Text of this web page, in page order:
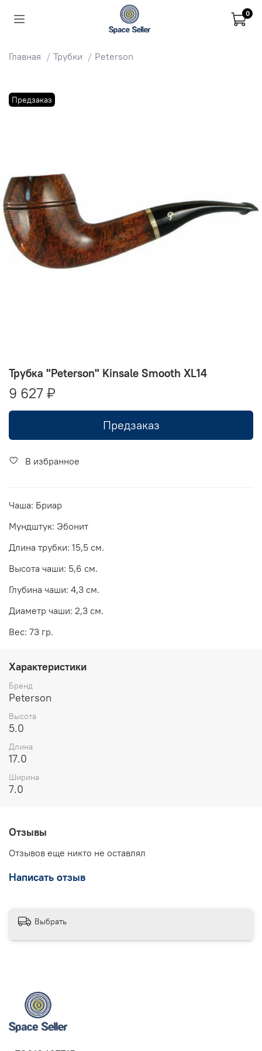
0
Главная Трубки Peterson
Предзаказ
Трубка "Peterson" Kinsale Smooth XL14
9 627 ₽
Предзаказ
В избранное
Чаша: Бриар
Мундштук: Эбонит
Длина трубки: 15,5 см.
Высота чаши: 5,6 см.
Глубина чаши: 4,3 см.
Диаметр чаши: 2,3 см.
Вес: 73 гр.
Характеристики
Бренд
Peterson
Высота
5.0
Длина
17.0
Ширина
7.0
Отзывы
Отзывов еще никто не оставлял
Написать отзыв
Выбрать